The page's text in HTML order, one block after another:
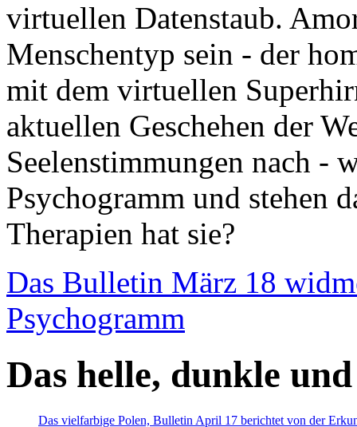
virtuellen Datenstaub.
Menschentyp sein - der
mit dem virtuellen
aktuellen Geschehen der
Seelenstimmungen nach -
Psychogramm und stehen
Therapien hat sie?
Das Bulletin März 18
Psychogramm
Das helle, dunkle
Das vielfarbige Polen, Bulletin April 17 berichtet von der